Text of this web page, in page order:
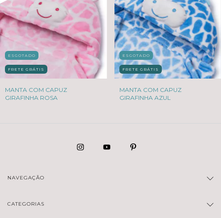
ESGOTADO
FRETE GRÁTIS
MANTA COM CAPUZ
GIRAFINHA ROSA
ESGOTADO
FRETE GRÁTIS
MANTA COM CAPUZ
GIRAFINHA AZUL
NAVEGAÇÃO
CATEGORIAS